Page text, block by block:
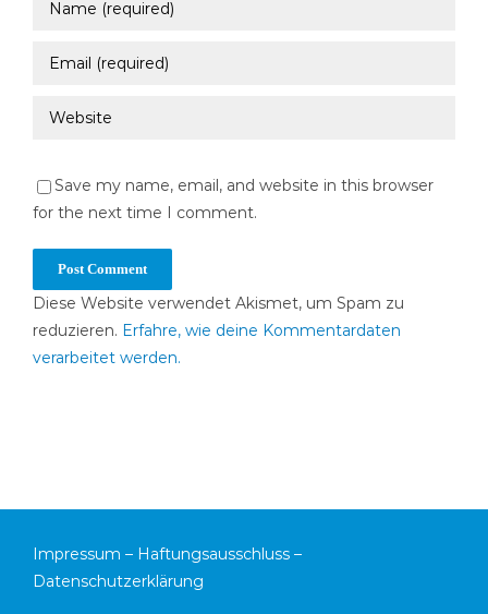
Save my name, email, and website in this browser
for the next time I comment.
Diese Website verwendet Akismet, um Spam zu
reduzieren. Erfahre, wie deine Kommentardaten
verarbeitet werden.
Impressum – Haftungsausschluss –
Datenschutzerklärung